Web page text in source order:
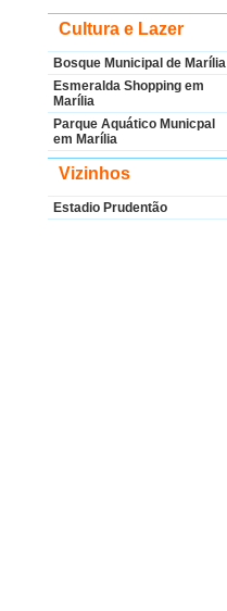
Cultura e Lazer
Bosque Municipal de Marília
Esmeralda Shopping em
Marília
Parque Aquático Municpal
em Marília
Vizinhos
Estadio Prudentão